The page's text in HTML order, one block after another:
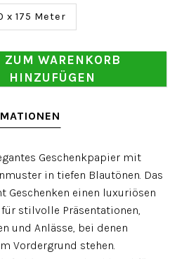
x 175 Meter
ZUM WARENKORB
HINZUFÜGEN
Geschenkpapier mit
in tiefen Blautönen. Das
Geschenken einen luxuriösen
stilvolle Präsentationen,
und Anlässe, bei denen
Vordergrund stehen.